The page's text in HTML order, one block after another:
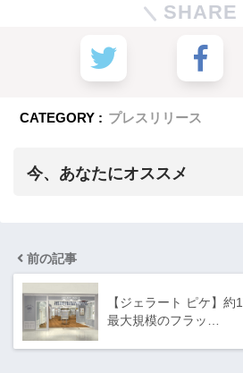
SHARE
CATEGORY : プレスリリース
今、あなたにオススメ
前の記事
【ジェラート ピケ】
最大規模のフラッ…